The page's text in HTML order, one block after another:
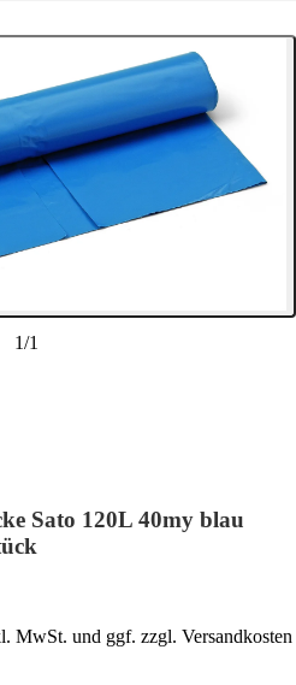
1/1
Sato 120L 40my blau
und ggf. zzgl. Versandkosten